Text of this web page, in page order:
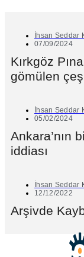
İhsan Seddar
07/09/2024
Kırkgöz
gömülen
İhsan Seddar
05/02/2024
Ankara’nın
iddiası
İhsan Seddar
12/12/2022
Arşivde